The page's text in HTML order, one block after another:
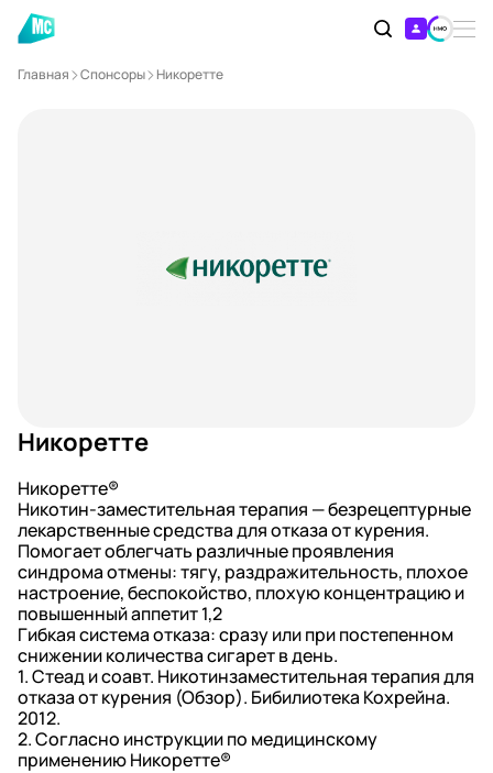
Главная Спонсоры Никоретте
Никоретте
Никоретте®
Никотин-заместительная терапия — безрецептурные
лекарственные средства для отказа от курения.
Помогает облегчать различные проявления
синдрома отмены: тягу, раздражительность, плохое
настроение, беспокойство, плохую концентрацию и
повышенный аппетит 1,2
Гибкая система отказа: сразу или при постепенном
снижении количества сигарет в день.
1. Стеад и соавт. Никотинзаместительная терапия для
отказа от курения (Обзор). Бибилиотека Кохрейна.
2012.
2. Согласно инструкции по медицинскому
применению Никоретте®